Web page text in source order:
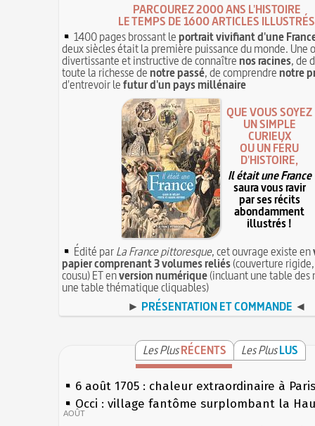
PARCOUREZ 2000 ANS L'HISTOIRE
LE TEMPS DE 1600 ARTICLES ILLUSTRÉS
1400 pages brossant leportrait vivifiant d'une
deux siècles était la première puissance du monde. Une
divertissante et instructive de connaîtrenos racines, de
toute la richesse denotre passé, de comprendrenotre
d'entrevoir lefutur d'un pays millénaire
QUE VOUS SOYEZ
UN SIMPLE
CURIEUX
OU UN FÉRU
D'HISTOIRE,
Il était une France
saura vous ravir
par ses récits
abondamment
illustrés !
Édité parLa France pittoresque, cet ouvrage existe en
papier comprenant 3 volumes reliés(couverture
cousu) ET enversion numérique(incluant une table des
une table thématique cliquables)
► PRÉSENTATION ET COMMANDE ◄
Les PlusRÉCENTS Les PlusLUS
6 août 1705 : chaleur extraordinaire à Paris
Occi : village fantôme surplombant la
AOÛT